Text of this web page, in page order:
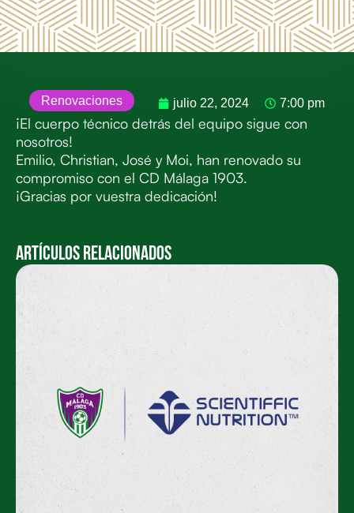
Renovaciones julio 22, 2024 7:00 pm
¡El cuerpo técnico detrás del equipo sigue con
nosotros!
Emilio, Christian, José y Moi, han renovado su
compromiso con el CD Málaga 1903.
¡Gracias por vuestra dedicación!
Artículos Relacionados